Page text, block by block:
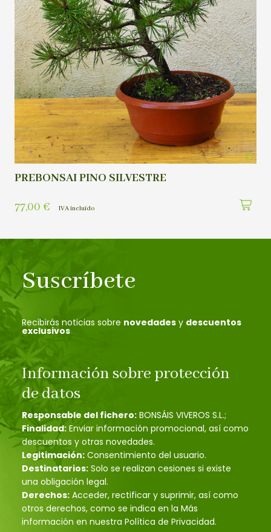
PREBONSAI PINO SILVESTRE
77,00 € IVA incluído
Suscríbete
Recibirás noticias sobre novedades y descuentos
exclusivos
Información sobre protección
de datos
Responsable del fichero: BONSÁIS VIVEROS S.L.;
Finalidad: Enviar información promocional, así como
descuentos y otras novedades.
Legitimación: Consentimiento del usuario.
Destinatarios: Solo se realizan cesiones si existe
una obligación legal.
Derechos: Acceder, rectificar y suprimir, así como
otros derechos, como se indica en la Más
información en nuestra Política de Privacidad.